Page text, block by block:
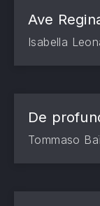
Ave
Isabella
De
Tommaso